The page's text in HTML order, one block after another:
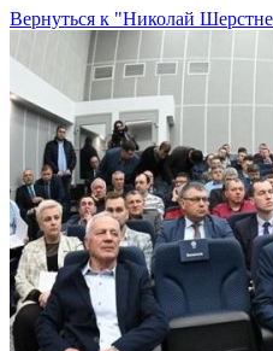
Вернуться к "Николай